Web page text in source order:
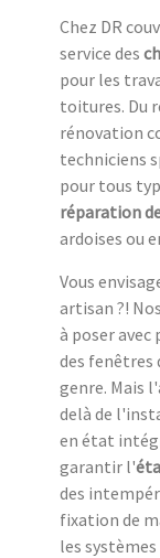
Chez DR
service des
pour les
toitures. Du
rénovation
techniciens
pour tous
réparation
ardoises ou
Vous
artisan ?!
à poser
des fenêtres
genre. Mais
delà de
en état
garantir l'
des
fixation de
les